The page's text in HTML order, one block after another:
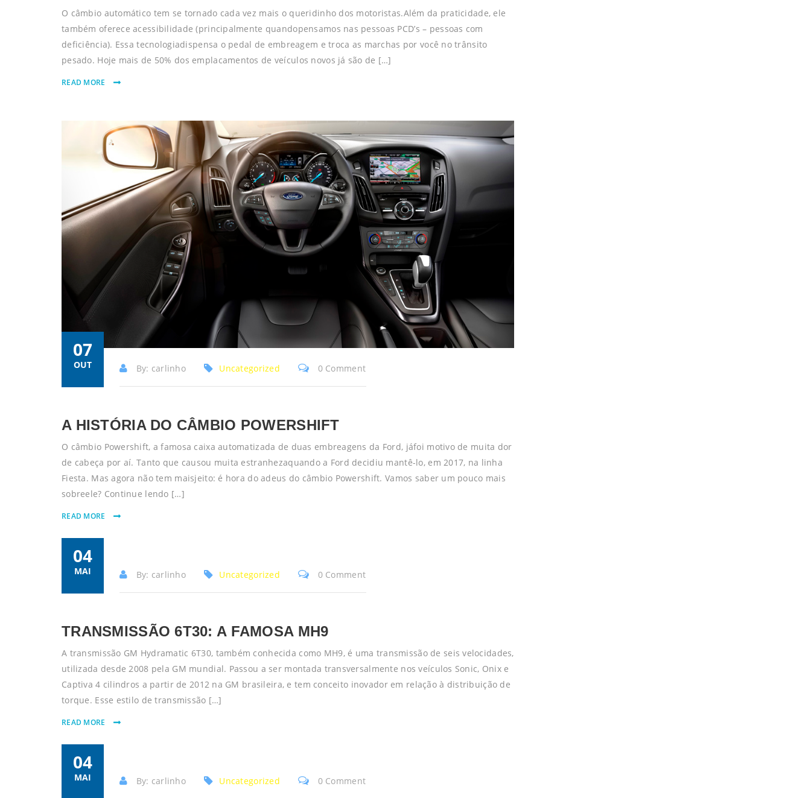
O câmbio automático tem se tornado cada vez mais o queridinho dos motoristas.Além da praticidade, ele
também oferece acessibilidade (principalmente quandopensamos nas pessoas PCD’s – pessoas com
deficiência). Essa tecnologiadispensa o pedal de embreagem e troca as marchas por você no trânsito
pesado. Hoje mais de 50% dos emplacamentos de veículos novos já são de […]
READ MORE
07
OUT By: carlinho Uncategorized 0 Comment
A HISTÓRIA DO CÂMBIO POWERSHIFT
O câmbio Powershift, a famosa caixa automatizada de duas embreagens da Ford, jáfoi motivo de muita dor
de cabeça por aí. Tanto que causou muita estranhezaquando a Ford decidiu mantê-lo, em 2017, na linha
Fiesta. Mas agora não tem maisjeito: é hora do adeus do câmbio Powershift. Vamos saber um pouco mais
sobreele? Continue lendo […]
READ MORE
04
MAI By: carlinho Uncategorized 0 Comment
TRANSMISSÃO 6T30: A FAMOSA MH9
A transmissão GM Hydramatic 6T30, também conhecida como MH9, é uma transmissão de seis velocidades,
utilizada desde 2008 pela GM mundial. Passou a ser montada transversalmente nos veículos Sonic, Onix e
Captiva 4 cilindros a partir de 2012 na GM brasileira, e tem conceito inovador em relação à distribuição de
torque. Esse estilo de transmissão […]
READ MORE
04
MAI By: carlinho Uncategorized 0 Comment